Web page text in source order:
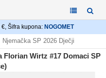
€, Šifra kupona: NOGOMET
Njemačka SP 2026 Dječji
Florian Wirtz #17 Domaci SP